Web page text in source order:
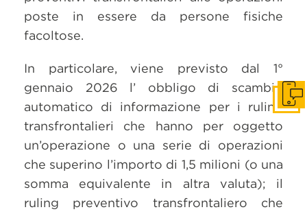
poste in essere da persone fisiche
facoltose.
In particolare, viene previsto dal 1°
gennaio 2026 l’ obbligo di scambio
automatico di informazione per i ruling
transfrontalieri che hanno per oggetto
un’operazione o una serie di operazioni
che superino l’importo di 1,5 milioni (o una
somma equivalente in altra valuta); il
ruling preventivo transfrontaliero che
Get